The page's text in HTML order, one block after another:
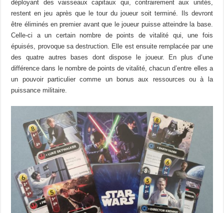
déployant des vaisseaux capitaux qui, contrairement aux unités,
restent en jeu après que le tour du joueur soit terminé. Ils devront
être éliminés en premier avant que le joueur puisse atteindre la base.
Celle-ci a un certain nombre de points de vitalité qui, une fois
épuisés, provoque sa destruction. Elle est ensuite remplacée par une
des quatre autres bases dont dispose le joueur. En plus d’une
différence dans le nombre de points de vitalité, chacun d’entre elles a
un pouvoir particulier comme un bonus aux ressources ou à la
puissance militaire.